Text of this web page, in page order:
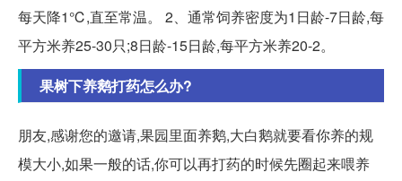
每天降1℃,直至常温。 2、通常饲养密度为1日龄-7日龄,每
平方米养25-30只;8日龄-15日龄,每平方米养20-2。
果树下养鹅打药怎么办?
朋友,感谢您的邀请,果园里面养鹅,大白鹅就要看你养的规
模大小,如果一般的话,你可以再打药的时候先圈起来喂养